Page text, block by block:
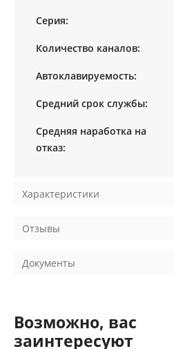
Серия:
Количество каналов:
Автоклавируемость:
Средний срок службы:
Средняя наработка на
отказ:
Характеристики
Отзывы
Документы
Возможно, вас
заинтересуют